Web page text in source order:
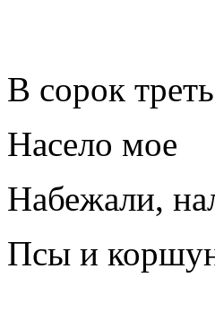
В сорок
Насело мое
Набежали,
Псы и